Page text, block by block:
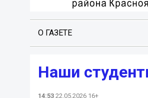
О ГАЗЕТЕ
Наши
14:53 22.05.2026 16+